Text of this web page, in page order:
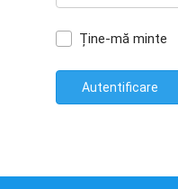
Ține-mă minte
Autentificare